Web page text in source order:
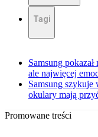
Tagi
Samsung
ale najwięcej
Samsung szykuje
okulary mają
Promowane treści